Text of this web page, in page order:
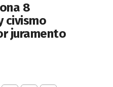
8
civismo
juramento